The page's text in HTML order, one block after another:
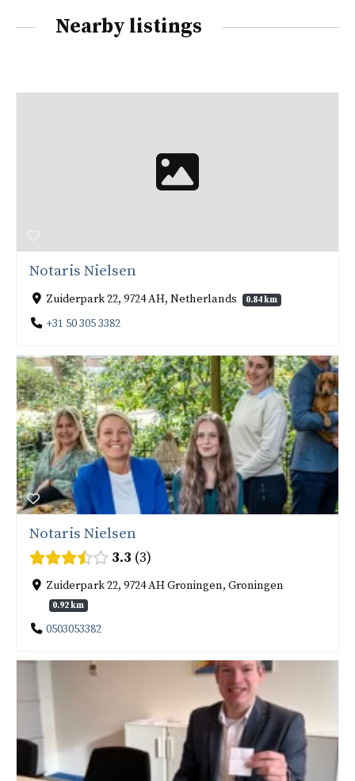
Nearby listings
Notaris Nielsen
Zuiderpark 22, 9724 AH, Netherlands 0.84 km
+31 50 305 3382
Notaris Nielsen
3.3 3
Zuiderpark 22, 9724 AH Groningen, Groningen
0.92 km
0503053382